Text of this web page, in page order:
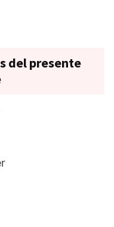
del presente